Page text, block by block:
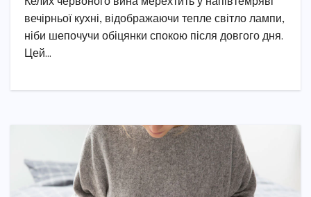
вечірньої кухні, відображаючи тепле світло лампи,
ніби шепочучи обіцянки спокою після довгого дня.
Цей…